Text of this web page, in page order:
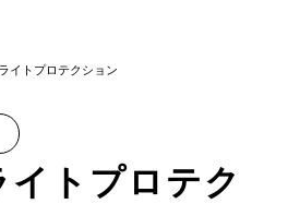
イトプロテクション
トプロテク